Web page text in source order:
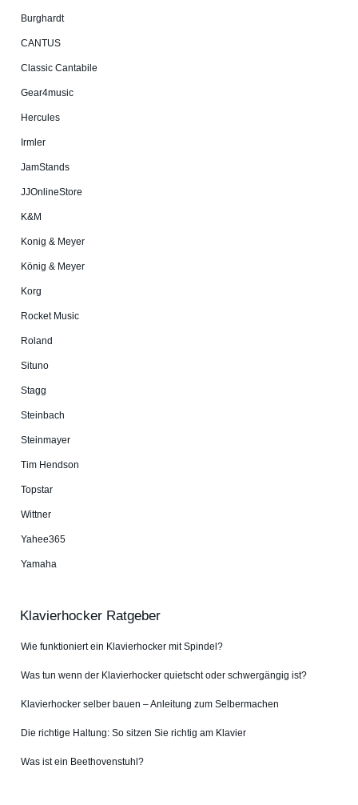
Burg­hardt
CANTUS
Classic Cantabile
Gear4music
Hercules
Irmler
JamStands
JJOnlineStore
K&M
Konig & Meyer
König & Meyer
Korg
Rocket Music
Roland
Situno
Stagg
Steinbach
Steinmayer
Tim Hendson
Topstar
Wittner
Yahee365
Yamaha
Klavierhocker Ratgeber
Wie funktioniert ein Klavierhocker mit Spindel?
Was tun wenn der Klavierhocker quietscht oder schwergängig ist?
Klavierhocker selber bauen – Anleitung zum Selbermachen
Die richtige Haltung: So sitzen Sie richtig am Klavier
Was ist ein Beethovenstuhl?